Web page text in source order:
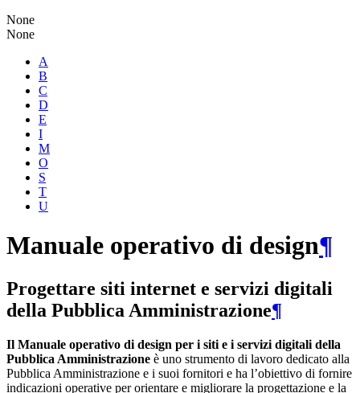
None
None
A
B
C
D
E
I
M
O
S
T
U
Manuale operativo di design¶
Progettare siti internet e servizi digitali
della Pubblica Amministrazione¶
Il Manuale operativo di design per i siti e i servizi digitali della
Pubblica Amministrazione è uno strumento di lavoro dedicato alla
Pubblica Amministrazione e i suoi fornitori e ha l’obiettivo di fornire
indicazioni operative per orientare e migliorare la progettazione e la